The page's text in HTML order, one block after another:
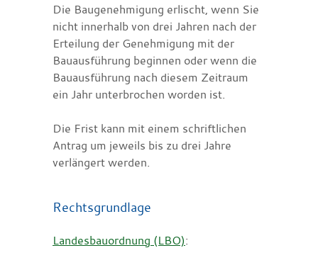
Die Baugenehmigung erlischt, wenn Sie
nicht innerhalb von drei Jahren nach der
Erteilung der Genehmigung mit der
Bauausführung beginnen oder wenn die
Bauausführung nach diesem Zeitraum
ein Jahr unterbrochen worden ist.
Die Frist kann mit einem schriftlichen
Antrag um jeweils bis zu drei Jahre
verlängert werden.
Rechtsgrundlage
Landesbauordnung (LBO):